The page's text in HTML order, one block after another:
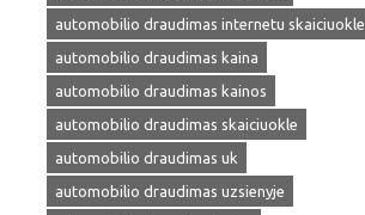
automobilio draudimas internetu skaiciuokle
automobilio draudimas kaina
automobilio draudimas kainos
automobilio draudimas skaiciuokle
automobilio draudimas uk
automobilio draudimas uzsienyje